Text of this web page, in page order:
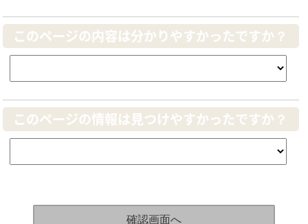
このページの内容は分かりやすかったですか？
このページの情報は見つけやすかったですか？